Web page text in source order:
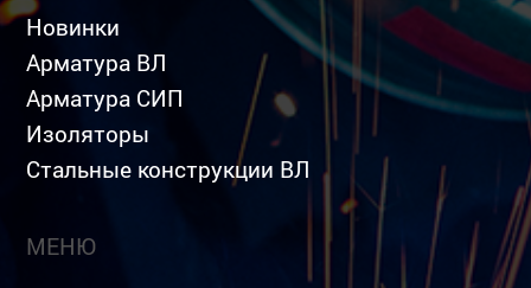
Новинки
Арматура ВЛ
Арматура СИП
Изоляторы
Стальные конструкции ВЛ
МЕНЮ